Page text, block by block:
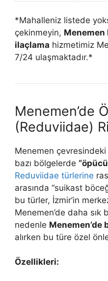
*Mahalleniz listede
çekinmeyin, Menemen
ilaçlama hizmetimiz
7/24 ulaşmaktadır.*
Menemen’de
(Reduviidae)
Menemen
bazı bölgelerde
Reduviidae türlerine
arasında “suikast
bu türler, İzmir’in
Menemen’de daha sık
nedenle Menemen’de
alırken bu türe özel
Özellikleri: